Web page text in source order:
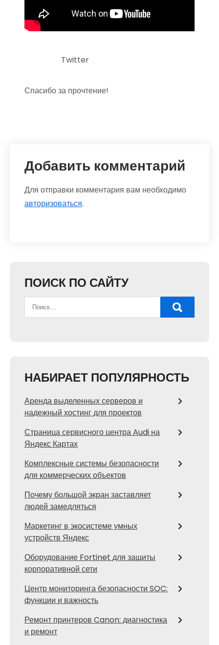
Twitter
Спасибо за прочтение!
Добавить комментарий
Для отправки комментария вам необходимо
авторизоваться.
ПОИСК ПО САЙТУ
НАБИРАЕТ ПОПУЛЯРНОСТЬ
Аренда выделенных серверов и
надежный хостинг для проектов
Страница сервисного центра Audi на
Яндекс Картах
Комплексные системы безопасности
для коммерческих объектов
Почему большой экран заставляет
людей замедляться
Маркетинг в экосистеме умных
устройств Яндекс
Оборудование Fortinet для защиты
корпоративной сети
Центр мониторинга безопасности SOC:
функции и важность
Ремонт принтеров Canon: диагностика
и ремонт